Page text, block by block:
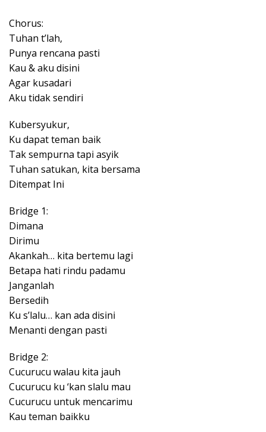
Chorus:
Tuhan t’lah,
Punya rencana pasti
Kau & aku disini
Agar kusadari
Aku tidak sendiri
Kubersyukur,
Ku dapat teman baik
Tak sempurna tapi asyik
Tuhan satukan, kita bersama
Ditempat Ini
Bridge 1:
Dimana
Dirimu
Akankah… kita bertemu lagi
Betapa hati rindu padamu
Janganlah
Bersedih
Ku s’lalu… kan ada disini
Menanti dengan pasti
Bridge 2:
Cucurucu walau kita jauh
Cucurucu ku ‘kan slalu mau
Cucurucu untuk mencarimu
Kau teman baikku